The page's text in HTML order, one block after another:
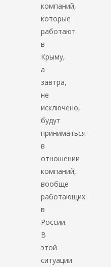
компаний,
которые
работают
в
Крыму,
а
завтра,
не
исключено,
будут
приниматься
в
отношении
компаний,
вообще
работающих
в
России.
В
этой
ситуации